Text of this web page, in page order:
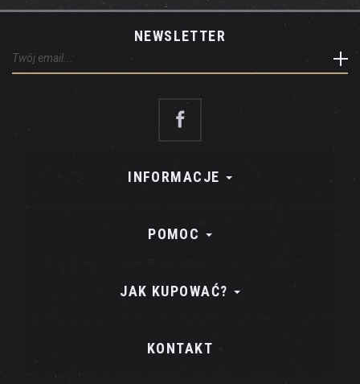
NEWSLETTER
INFORMACJE
POMOC
JAK KUPOWAĆ?
KONTAKT